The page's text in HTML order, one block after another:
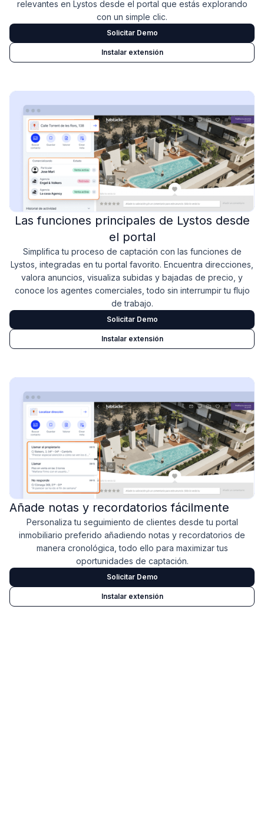
relevantes en Lystos desde el portal que estás explorando
con un simple clic.
Solicitar Demo
Instalar extensión
Las funciones principales de Lystos desde
el portal
Simplifica tu proceso de captación con las funciones de
Lystos, integradas en tu portal favorito. Encuentra direcciones,
valora anuncios, visualiza subidas y bajadas de precio, y
conoce los agentes comerciales, todo sin interrumpir tu flujo
de trabajo.
Solicitar Demo
Instalar extensión
Añade notas y recordatorios fácilmente
Personaliza tu seguimiento de clientes desde tu portal
inmobiliario preferido añadiendo notas y recordatorios de
manera cronológica, todo ello para maximizar tus
oportunidades de captación.
Solicitar Demo
Instalar extensión